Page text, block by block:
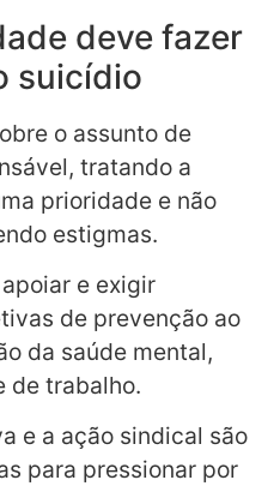
deve fazer
suicídio
o assunto de
tratando a
prioridade e não
estigmas.
e exigir
de prevenção ao
da saúde mental,
de trabalho.
e a ação sindical são
para pressionar por